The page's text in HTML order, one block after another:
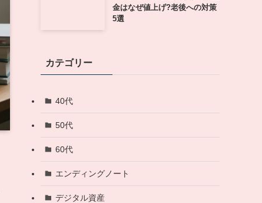
金はなぜ値上げ?老後への対策
5選
カテゴリー
40代
50代
60代
エンディングノート
デジタル資産